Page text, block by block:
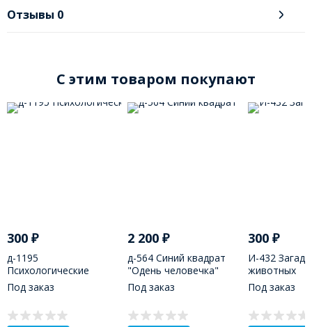
Отзывы 0
C этим товаром покупают
300 ₽
д-1195
Психологические
штучки.
Пространственные
задачи
Под заказ
2 200 ₽
д-564 Синий квадрат
"Одень человечка"
Под заказ
300 ₽
И-432
животных
Под заказ